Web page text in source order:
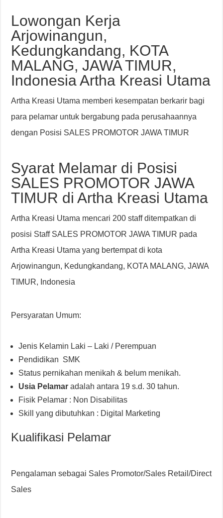
Lowongan Kerja
Arjowinangun,
Kedungkandang, KOTA
MALANG, JAWA TIMUR,
Indonesia Artha Kreasi Utama
Artha Kreasi Utama memberi kesempatan berkarir bagi
para pelamar untuk bergabung pada perusahaannya
dengan Posisi SALES PROMOTOR JAWA TIMUR
Syarat Melamar di Posisi
SALES PROMOTOR JAWA
TIMUR di Artha Kreasi Utama
Artha Kreasi Utama mencari 200 staff ditempatkan di
posisi Staff SALES PROMOTOR JAWA TIMUR pada
Artha Kreasi Utama yang bertempat di kota
Arjowinangun, Kedungkandang, KOTA MALANG, JAWA
TIMUR, Indonesia
Persyaratan Umum:
Jenis Kelamin Laki – Laki / Perempuan
Pendidikan SMK
Status pernikahan menikah & belum menikah.
Usia Pelamaradalah antara 19 s.d. 30 tahun.
Fisik Pelamar : Non Disabilitas
Skill yang dibutuhkan : Digital Marketing
Kualifikasi Pelamar
Pengalaman sebagai Sales Promotor/Sales Retail/Direct
Sales